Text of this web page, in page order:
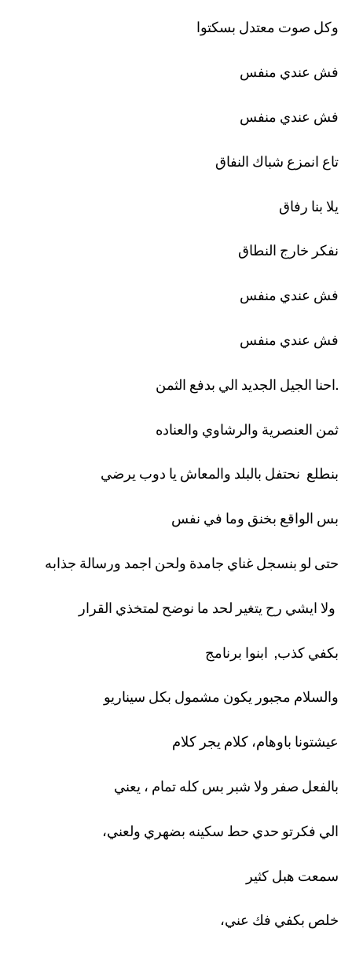
فش عندي منفس
فش عندي منفس
تاع انمزع شباك النفاق
يلا بنا رفاق
نفكر خارج النطاق
فش عندي منفس
فش عندي منفس
‎ثمن العنصرية والرشاوي والعناده
عيشتونا باوهام، كلام يجر كلام
بالفعل صفر ولا شبر بس كله تمام ، يعني
الي فكرتو حدي حط سكينه بضهري ولعني،
سمعت هبل كثير
خلص بكفي فك عني،